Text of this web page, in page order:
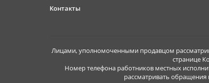
Контакты
Лицами, уполномоченными продавцом
странице
Номер телефона работников местных
рассматривать обращения